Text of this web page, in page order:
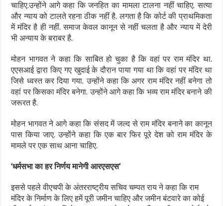
चाहिए.उन्होंने आगे कहा कि जनहित का मामला टालना नहीं चाहिए. सत्या
और न्याय को टालते रहना ठीक नहीं है. लगता है कि कोर्ट की प्राथमिकता
में मंदिर है ही नहीं. समाज केवल कानून से नहीं चलता है और न्याय में देरी
भी अन्याय के बराबर है.
मोहन भागवत ने कहा कि साबित हो चुका है कि वहां पर राम मंदिर था.
एएसआई द्वारा किए गए खुदाई के दौरान पाया गया था कि वहां पर मंदिर था
जिसे ध्वस्त कर दिया गया. उन्होंने कहा कि अगर राम मंदिर नहीं बनेगा तो
वहां पर किसका मंदिर बनेगा. उन्होंने आगे कहा कि भव्य राम मंदिर बनाने की
जरूरत है.
मोहन भागवत ने आगे कहा कि संसद में जल्द से राम मंदिर बनाने का कानून
पास किया जाए. उन्होंने कहा कि एक बार फिर पूरे देश को राम मंदिर के
मामले पर एक साथ आना चाहिए.
‘धर्मसभा का हर निर्णय मानेगी आरएसएस’
इससे पहले वीएचपी के अंतरराष्ट्रीय सचिव चम्पत राय ने कहा कि राम
मंदिर के निर्माण के लिए हमें पूरी जमीन चाहिए और जमीन बंटवारे का कोई